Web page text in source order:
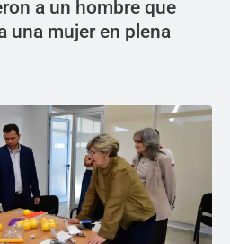
a un hombre que
una mujer en plena